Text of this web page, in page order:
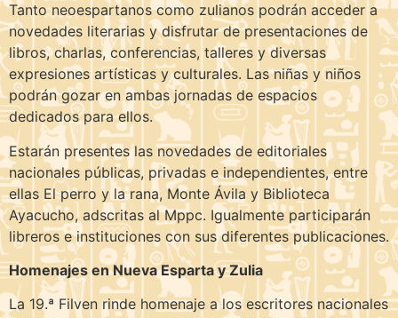
Tanto neoespartanos como zulianos podrán acceder a
novedades literarias y disfrutar de presentaciones de
libros, charlas, conferencias, talleres y diversas
expresiones artísticas y culturales. Las niñas y niños
podrán gozar en ambas jornadas de espacios
dedicados para ellos.
Estarán presentes las novedades de editoriales
nacionales públicas, privadas e independientes, entre
ellas El perro y la rana, Monte Ávila y Biblioteca
Ayacucho, adscritas al Mppc. Igualmente participarán
libreros e instituciones con sus diferentes publicaciones.
Homenajes en Nueva Esparta y Zulia
La 19.ª Filven rinde homenaje a los escritores nacionales